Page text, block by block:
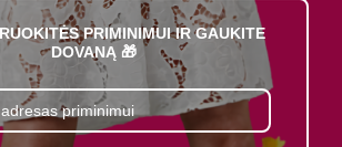
PRIMINIMUI IR GAUKITE
DOVANĄ 🎁